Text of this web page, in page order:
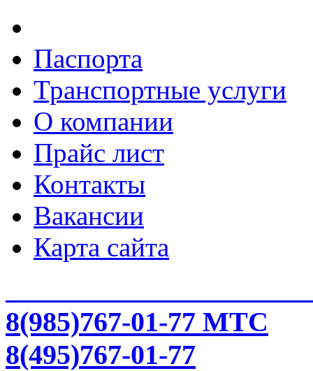
Паспорта
Транспортные услуги
О компании
Прайс лист
Контакты
Вакансии
Карта сайта
8(985)767-01-77 МТС
8(495)767-01-77